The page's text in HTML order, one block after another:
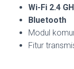
Wi-Fi 2.4
Bluetooth
Modul
Fitur